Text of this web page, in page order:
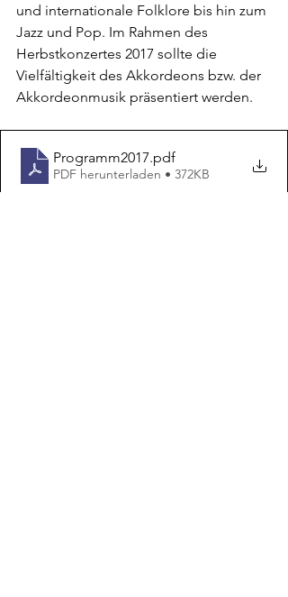
und internationale Folklore bis hin zum
Jazz und Pop. Im Rahmen des
Herbstkonzertes 2017 sollte die
Vielfältigkeit des Akkordeons bzw. der
Akkordeonmusik präsentiert werden.
Programm2017.pdf
PDF herunterladen • 372KB